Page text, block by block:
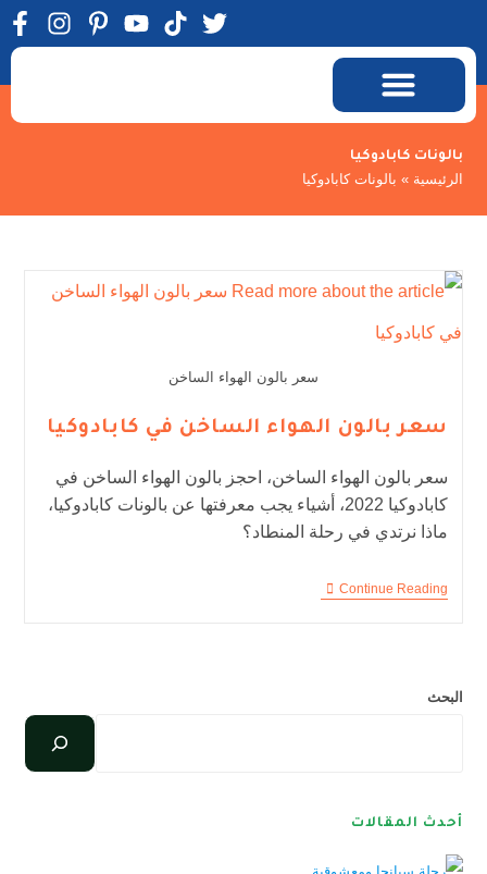
بالونات كابادوكيا
الرئيسية » بالونات كابادوكيا
سعر بالون الهواء الساخن
سعر بالون الهواء الساخن في كابادوكيا
سعر بالون الهواء الساخن، احجز بالون الهواء الساخن في
كابادوكيا 2022، أشياء يجب معرفتها عن بالونات كابادوكيا،
ماذا نرتدي في رحلة المنطاد؟
Continue Reading
البحث
أحدث المقالات